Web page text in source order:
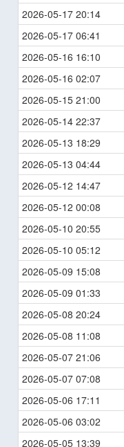
2026-05-17 20:14
2026-05-17 06:41
2026-05-16 16:10
2026-05-16 02:07
2026-05-15 21:00
2026-05-14 22:37
2026-05-13 18:29
2026-05-13 04:44
2026-05-12 14:47
2026-05-12 00:08
2026-05-10 20:55
2026-05-10 05:12
2026-05-09 15:08
2026-05-09 01:33
2026-05-08 20:24
2026-05-08 11:08
2026-05-07 21:06
2026-05-07 07:08
2026-05-06 17:11
2026-05-06 03:02
2026-05-05 13:39